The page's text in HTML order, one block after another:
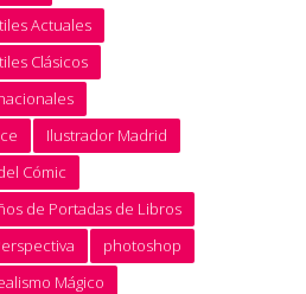
Actuales
Clásicos
Ilustrador Madrid
Cómic
de Portadas de Libros
photoshop
Mágico